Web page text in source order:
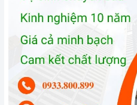
cũng nên đóng cửa máy để
3. Tại sao nên chọn mua
Cam kết hàng chính hãng:
phẩm chính hãng 100%, có
rõ ràng.